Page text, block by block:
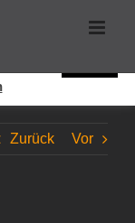
Zurück Vor
Bereitstellung der
erklären Sie sich